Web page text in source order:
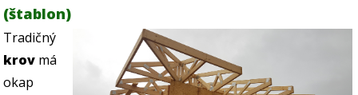
(štablon)
Tradičný
krov má
okap